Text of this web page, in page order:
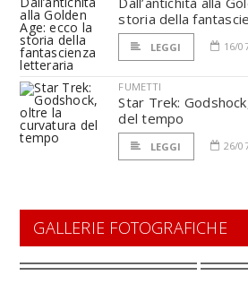
storia della
LEGGI 16/
FUMETTI
Star Trek:
del tempo
LEGGI 26/
GALLERIE FOTOGRAFICHE